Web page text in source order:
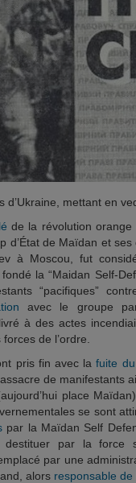
d’Ukraine, mettant en
de la révolution orange
d’État de Maïdan et
à Moscou, fut
la “Maidan Self-
“pacifiques”
avec le groupe
à des actes
de l’ordre.
pris fin avec lafuite
de manifestants
place
se sont
par la Maïdan Self
par la force
par une
alors responsable de